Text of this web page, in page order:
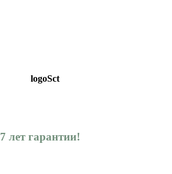
7 лет гарантии!